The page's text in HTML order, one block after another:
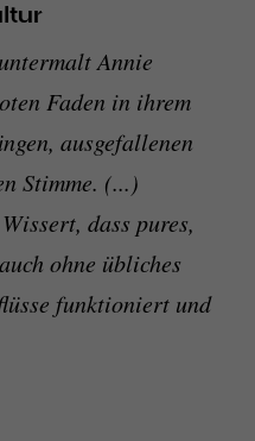
Annie
Faden in ihrem
ausgefallenen
Stimme. (...)
dass pures,
ohne übliches
funktioniert und